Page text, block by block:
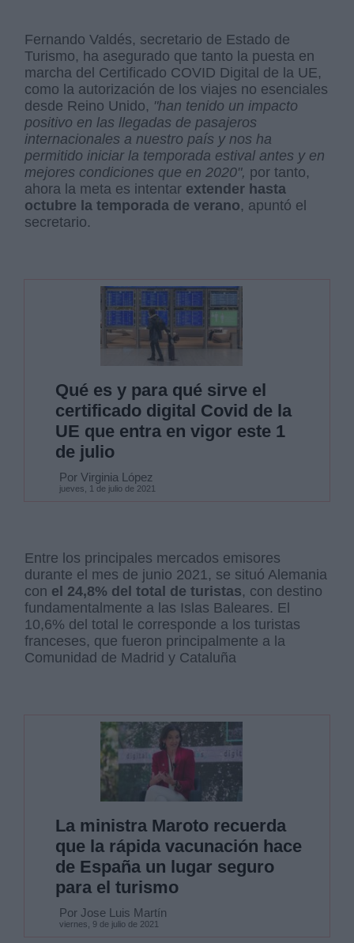
Fernando Valdés, secretario de Estado de
Turismo, ha asegurado que tanto la puesta en
marcha del Certificado COVID Digital de la UE,
como la autorización de los viajes no esenciales
desde Reino Unido, "han tenido un impacto
positivo en las llegadas de pasajeros
internacionales a nuestro país y nos ha
permitido iniciar la temporada estival antes y en
mejores condiciones que en 2020", por tanto,
ahora la meta es intentar extender hasta
octubre la temporada de verano, apuntó el
secretario.
Qué es y para qué sirve el
certificado digital Covid de la
UE que entra en vigor este 1
de julio
Por Virginia López
jueves, 1 de julio de 2021
Entre los principales mercados emisores
durante el mes de junio 2021, se situó Alemania
con el 24,8% del total de turistas, con destino
fundamentalmente a las Islas Baleares. El
10,6% del total le corresponde a los turistas
franceses, que fueron principalmente a la
Comunidad de Madrid y Cataluña
La ministra Maroto recuerda
que la rápida vacunación hace
de España un lugar seguro
para el turismo
Por Jose Luis Martín
viernes, 9 de julio de 2021